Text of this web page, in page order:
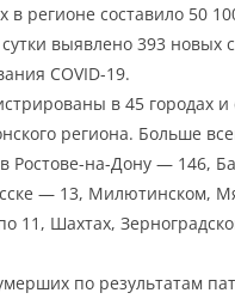
в регионе составило 50
выявлено 393 новых
COVID-19.
в 45 городах и
региона. Больше
Ростове-на-Дону — 146,
— 13, Милютинском,
11, Шахтах,
по результатам